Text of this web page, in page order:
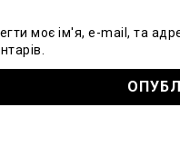
моє ім'я, e-mail, та